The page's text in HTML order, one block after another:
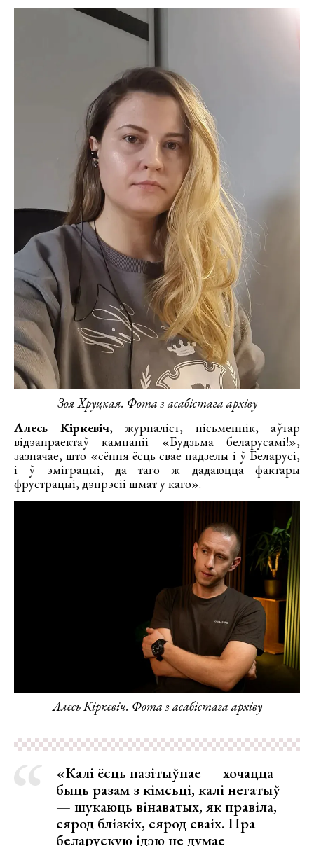
Зоя Хруцкая. Фота з асабістага архіву
Алесь Кіркевіч, журналіст, пісьменнік, аўтар
відэапраектаў кампаніі «Будзьма беларусамі!»,
зазначае, што «сёння ёсць свае падзелы і ў Беларусі,
і ў эміграцыі, да таго ж дадаюцца фактары
фрустрацыі, дэпрэсіі шмат у каго».
Алесь Кіркевіч. Фота з асабістага архіву
«Калі ёсць пазітыўнае — хочацца
быць разам з кімсьці, калі негатыў
— шукаюць вінаватых, як правіла,
сярод блізкіх, сярод сваіх. Пра
беларускую ідэю не думае